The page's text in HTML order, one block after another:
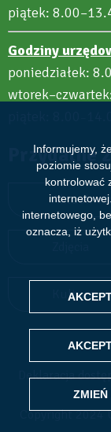
Informujemy,
poziomie
kontrolować
internetowego,
oznacza, iż
ZMIEŃ
piątek:
Godziny
poniedziałek:
Przydatne
Aktualności
Kultura
Copyright 2024
Deklaracja